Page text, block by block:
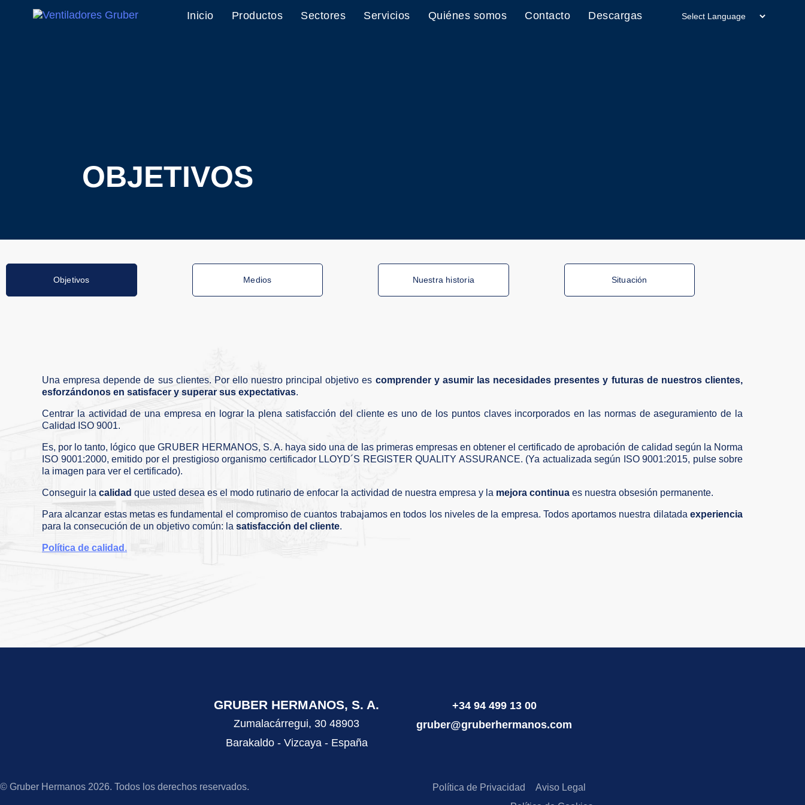
Inicio Productos Sectores Servicios Quiénes somos Contacto Descargas
OBJETIVOS
Objetivos Medios Nuestra historia Situación
Una empresa depende de sus clientes. Por ello nuestro principal objetivo es comprender y asumir las necesidades presentes y futuras de nuestros clientes,
esforzándonos en satisfacer y superar sus expectativas.
Centrar la actividad de una empresa en lograr la plena satisfacción del cliente es uno de los puntos claves incorporados en las normas de aseguramiento de la
Calidad ISO 9001.
Es, por lo tanto, lógico que GRUBER HERMANOS, S. A. haya sido una de las primeras empresas en obtener el certificado de aprobación de calidad según la Norma
ISO 9001:2000, emitido por el prestigioso organismo certificador LLOYD´S REGISTER QUALITY ASSURANCE. (Ya actualizada según ISO 9001:2015, pulse sobre
la imagen para ver el certificado).
Conseguir la calidad que usted desea es el modo rutinario de enfocar la actividad de nuestra empresa y la mejora continua es nuestra obsesión permanente.
Para alcanzar estas metas es fundamental el compromiso de cuantos trabajamos en todos los niveles de la empresa. Todos aportamos nuestra dilatada experiencia
para la consecución de un objetivo común: la satisfacción del cliente.
Política de calidad .
GRUBER HERMANOS, S. A.
Zumalacárregui, 30 48903
Barakaldo - Vizcaya - España
+34 94 499 13 00
gruber@gruberhermanos.com
© Gruber Hermanos 2026. Todos los derechos reservados. Política de Privacidad
Aviso Legal